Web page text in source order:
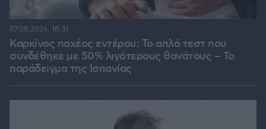
Καρκίνος παχέος εντέρου: Το απλό τεστ που
συνδέθηκε με 50% λιγότερους θανάτους – Το
παράδειγμα της Ισπανίας
07.08.2026, 18:31